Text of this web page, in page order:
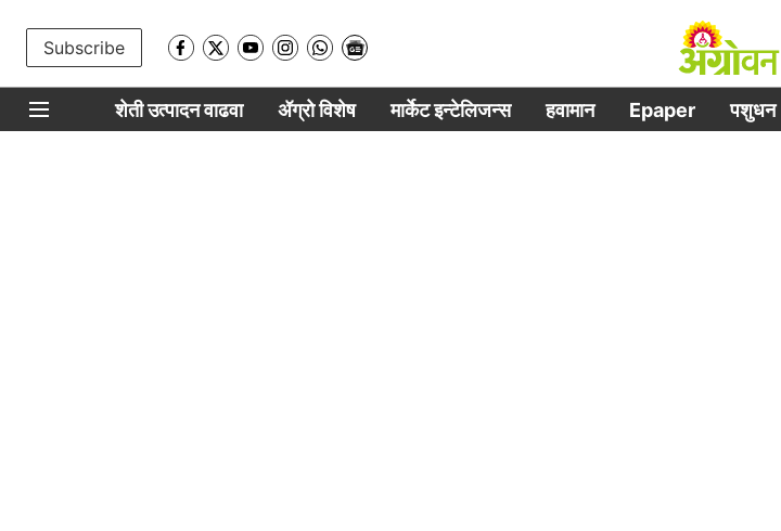
Subscribe
शेती उत्पादन वाढवा ॲग्रो विशेष मार्केट इन्टेलिजन्स हवामान Epaper पशुधन